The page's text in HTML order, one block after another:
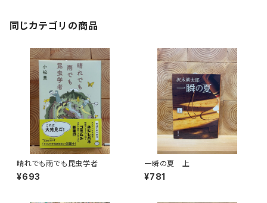
同じカテゴリの商品
晴れでも雨でも昆虫学者
¥693
一瞬の夏 上
¥781